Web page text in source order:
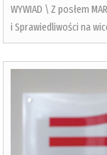
WYWIAD \ Z posłem
i Sprawiedliwości na